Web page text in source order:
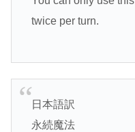
twice per turn.
日本語訳
永続魔法